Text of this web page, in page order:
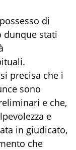
di
dunque stati
precisa che i
sono
e che,
e
in giudicato,
che